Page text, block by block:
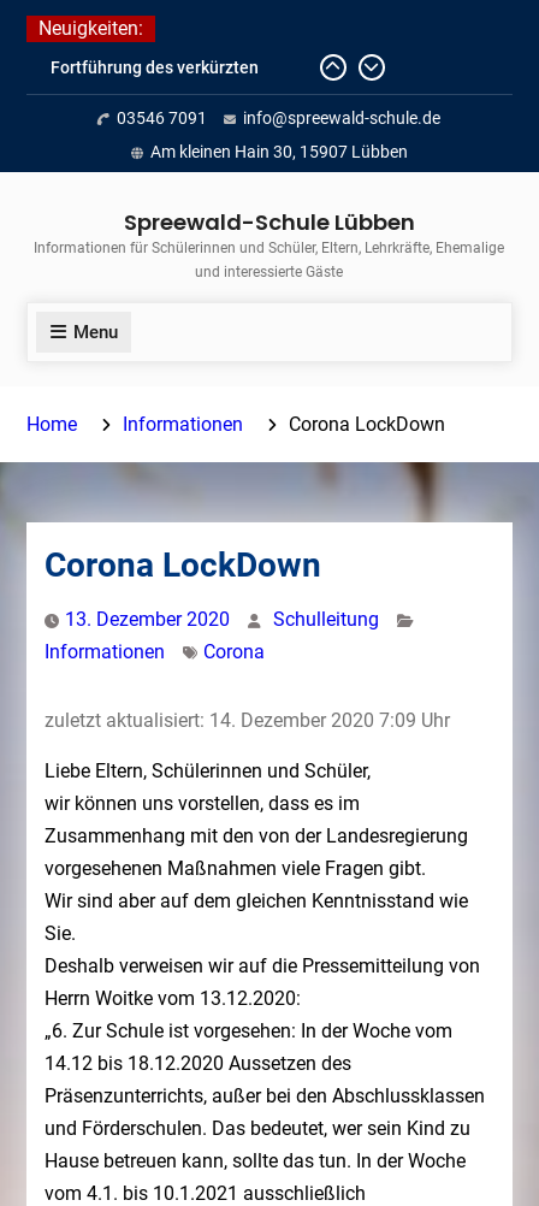
Skip
content
Neuigkeiten:
Fortführung des verkürzten
Unterrichts aufgrund der hohen
Temperaturen (22.06. bis
voraussichtlich zum 26.06.2026)
Journalismus hautnah
Insellauf 2026
03546 7091
info@spreewald-schule.de
Am kleinen Hain 30, 15907 Lübben
Spreewald-Schule Lübben
Informationen für Schülerinnen und Schüler, Eltern, Lehrkräfte, Ehemalige
und interessierte Gäste
Menu
Home Informationen Corona LockDown
Corona LockDown
13. Dezember 2020
Schulleitung
Informationen
Corona
zuletzt aktualisiert: 14. Dezember 2020 7:09 Uhr
Liebe Eltern, Schülerinnen und Schüler,
wir können uns vorstellen, dass es im
Zusammenhang mit den von der Landesregierung
vorgesehenen Maßnahmen viele Fragen gibt.
Wir sind aber auf dem gleichen Kenntnisstand wie
Sie.
Deshalb verweisen wir auf die Pressemitteilung von
Herrn Woitke vom 13.12.2020:
„6. Zur Schule ist vorgesehen: In der Woche vom
14.12 bis 18.12.2020 Aussetzen des
Präsenzunterrichts, außer bei den Abschlussklassen
und Förderschulen. Das bedeutet, wer sein Kind zu
Hause betreuen kann, sollte das tun. In der Woche
vom 4.1. bis 10.1.2021 ausschließlich